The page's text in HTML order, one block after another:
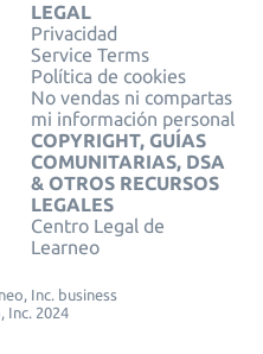
LEGAL
Privacidad
Service Terms
Política de cookies
No vendas ni compartas
mi información personal
COPYRIGHT, GUÍAS
COMUNITARIAS, DSA
& OTROS RECURSOS
LEGALES
Centro Legal de
Learneo
Inc. business
Inc. 2024